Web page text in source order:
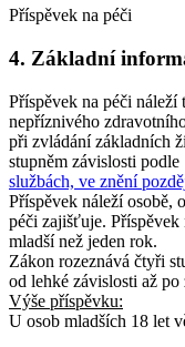
Příspěvek na péči
4. Základní
Příspěvek na péči náleží
nepříznivého
při zvládání základních
stupněm závislosti podle
službách, ve znění
Příspěvek náleží osobě,
péči zajišťuje. Příspěvek
mladší než jeden rok.
Zákon rozeznává čtyři
od lehké závislosti až
Výše příspěvku:
U osob mladších 18 let